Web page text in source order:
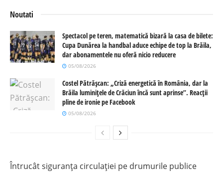
Noutati
Spectacol pe teren, matematică bizară la casa de bilete:
Cupa Dunărea la handbal aduce echipe de top la Brăila,
dar abonamentele nu oferă nicio reducere
05/08/2026
Costel Pătrășcan: „Criză energetică în România, dar la
Brăila luminițele de Crăciun încă sunt aprinse”. Reacții
pline de ironie pe Facebook
05/08/2026
Întrucât siguranţa circulaţiei pe drumurile publice